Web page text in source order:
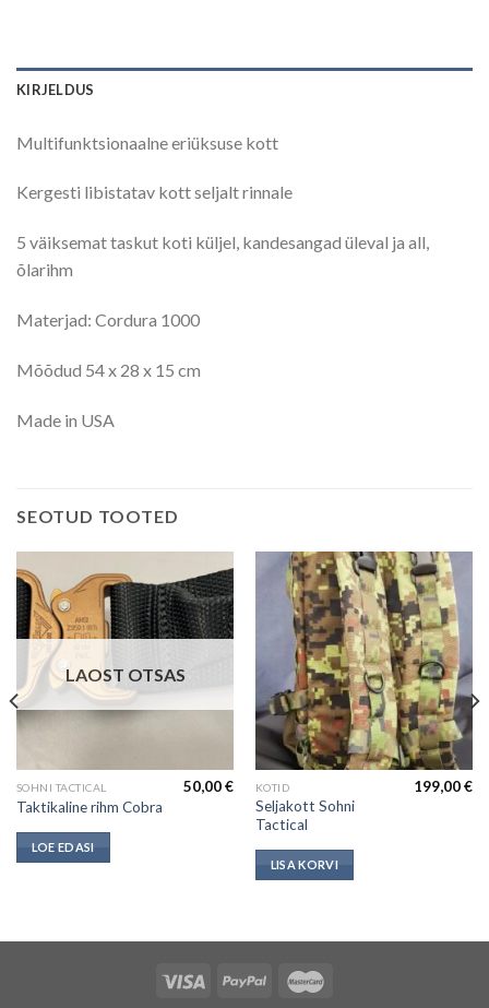
KIRJELDUS
Multifunktsionaalne eriüksuse kott
Kergesti libistatav kott seljalt rinnale
5 väiksemat taskut koti küljel, kandesangad üleval ja all,
õlarihm
Materjad: Cordura 1000
Mõõdud 54 x 28 x 15 cm
Made in USA
SEOTUD TOOTED
LAOST OTSAS
SOHNI TACTICAL
Taktikaline rihm Cobra
50,00€
LOE EDASI
KOTID
Seljakott Sohni
Tactical
199,00€
LISA KORVI